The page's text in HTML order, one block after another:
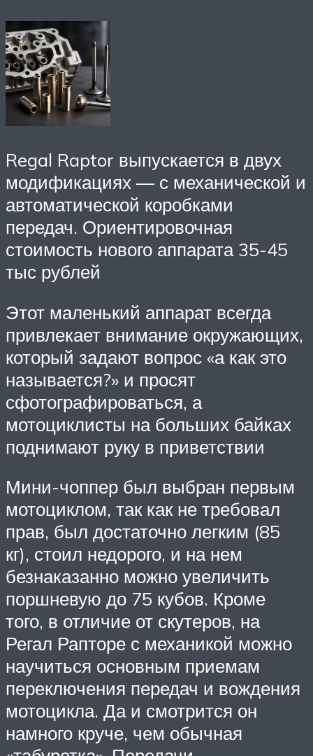
Regal Raptor выпускается в двух
модификациях — с механической и
автоматической коробками
передач. Ориентировочная
стоимость нового аппарата 35-45
тыс рублей
Этот маленький аппарат всегда
привлекает внимание окружающих,
который задают вопрос «а как это
называется?» и просят
сфотографироваться, а
мотоциклисты на больших байках
поднимают руку в приветствии
Мини-чоппер был выбран первым
мотоциклом, так как не требовал
прав, был достаточно легким (85
кг), стоил недорого, и на нем
безнаказанно можно увеличить
поршневую до 75 кубов. Кроме
того, в отличие от скутеров, на
Регал Рапторе с механикой можно
научиться основным приемам
переключения передач и вождения
мотоцикла. Да и смотрится он
намного круче, чем обычная